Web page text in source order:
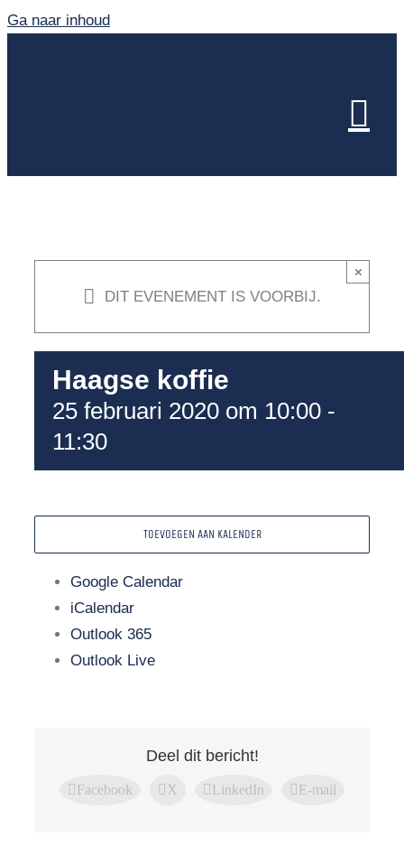
Ga naar inhoud
DIT EVENEMENT IS VOORBIJ.
×
Haagse koffie
25 februari 2020 om 10:00 -
11:30
TOEVOEGEN AAN KALENDER
Google Calendar
iCalendar
Outlook 365
Outlook Live
Deel dit bericht!
Facebook X LinkedIn E-mail